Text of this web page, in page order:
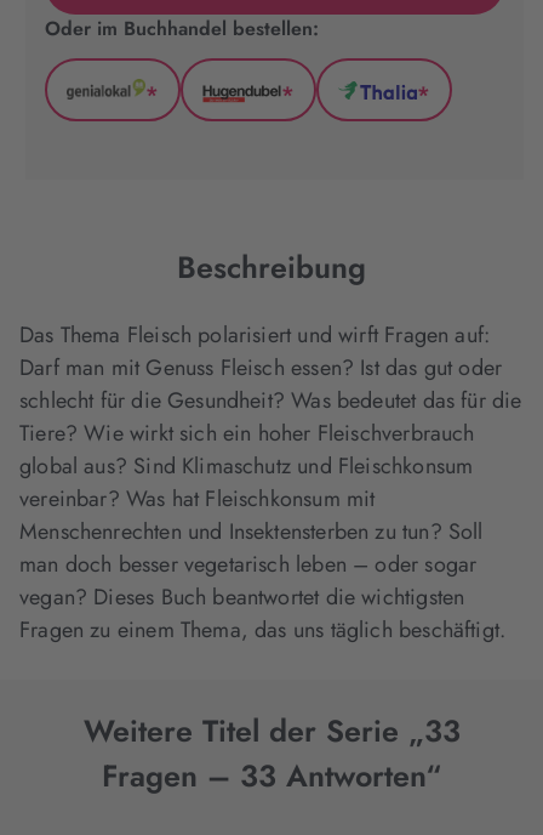
Oder im Buchhandel bestellen:
GenialLokal
*
Hugendubel
*
Thalia
*
Beschreibung
Das Thema Fleisch polarisiert und wirft Fragen auf:
Darf man mit Genuss Fleisch essen? Ist das gut oder
schlecht für die Gesundheit? Was bedeutet das für die
Tiere? Wie wirkt sich ein hoher Fleischverbrauch
global aus? Sind Klimaschutz und Fleischkonsum
vereinbar? Was hat Fleischkonsum mit
Menschenrechten und Insektensterben zu tun? Soll
man doch besser vegetarisch leben – oder sogar
vegan? Dieses Buch beantwortet die wichtigsten
Fragen zu einem Thema, das uns täglich beschäftigt.
Weitere Titel der Serie „33
Fragen – 33 Antworten“